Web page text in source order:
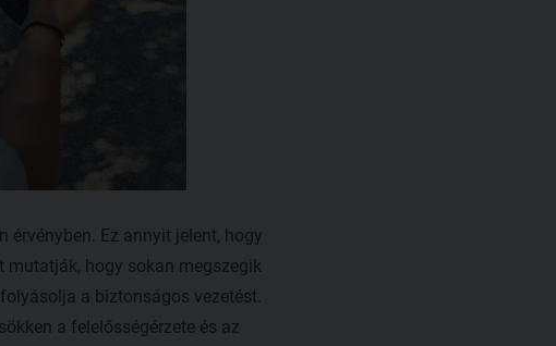
Ez annyit jelent, hogy
mutatják, hogy sokan megszegik
a biztonságos vezetést.
a felelősségérzete és az